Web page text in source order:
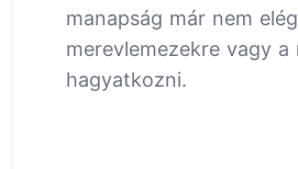
manapság már nem
merevlemezekre vagy
hagyatkozni.